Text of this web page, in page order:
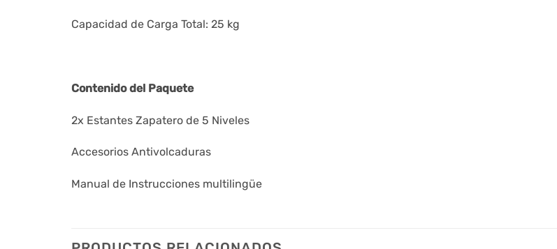
Capacidad de Carga Total: 25 kg
Contenido del Paquete
2x Estantes Zapatero de 5 Niveles
Accesorios Antivolcaduras
Manual de Instrucciones multilingüe